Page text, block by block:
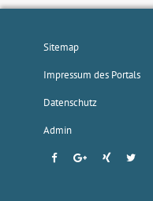
Sitemap
Impressum des Portals
Datenschutz
Admin